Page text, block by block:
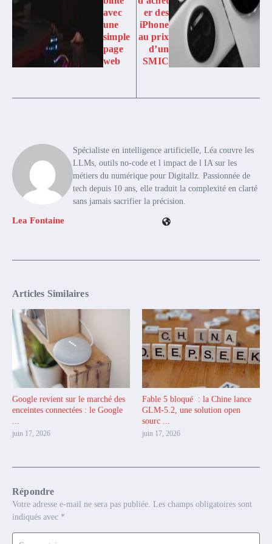
avec
une
simple
page
web
er des
iPhone
au prix
d’un
SMIC
Lea Fontaine
Spécialiste en intelligence artificielle, Léa couvre les
LLMs, outils no-code et l impact de l IA sur les
métiers du numérique pour Digitallz. Passionnée de
tech depuis 10 ans, elle traduit la complexité en clarté
sans jamais sacrifier la précision.
Articles Similaires
Google revient sur le marché des
enceintes connectées : le Google
juin 17, 2026
Fable 5 bloqué : la Chine lance
GLM-5.2, une solution open
sourc ...
juin 17, 2026
Répondre
Votre adresse e-mail ne sera pas publiée. Les champs obligatoires sont
indiqués avec *